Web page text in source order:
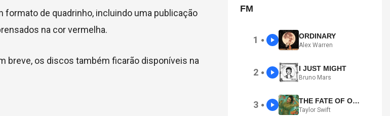
de quadrinho, incluindo uma publicação
na cor vermelha.
breve, os discos também ficarão disponíveis na
FM
1 ● ORDINARY
Alex Warren
2 ● I JUST MIGHT
Bruno Mars
3 ● THE FATE OF OPHELIA
Taylor Swift